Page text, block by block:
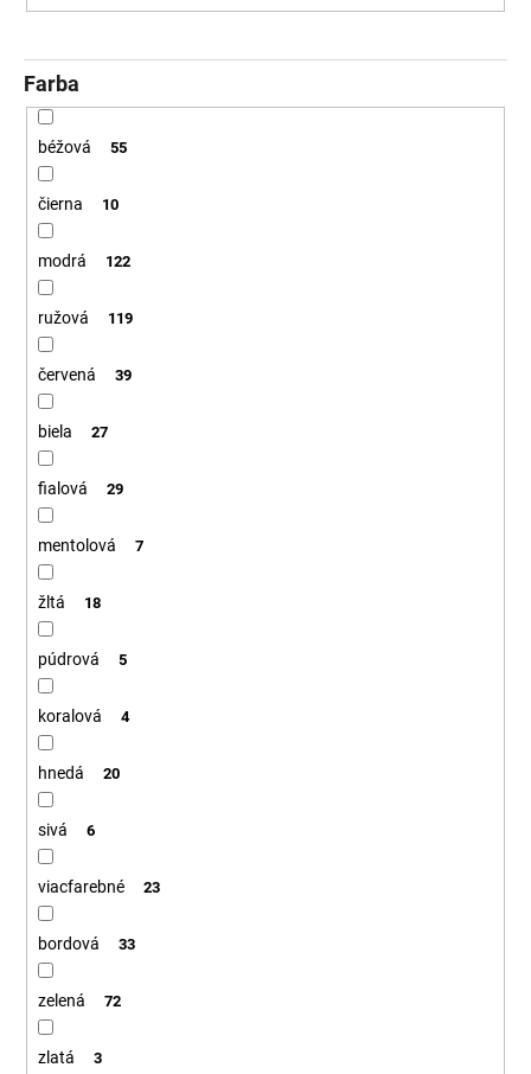
Farba
béžová 55
čierna 10
modrá 122
ružová 119
červená 39
biela 27
fialová 29
mentolová 7
žltá 18
púdrová 5
koralová 4
hnedá 20
sivá 6
viacfarebné 23
bordová 33
zelená 72
zlatá 3